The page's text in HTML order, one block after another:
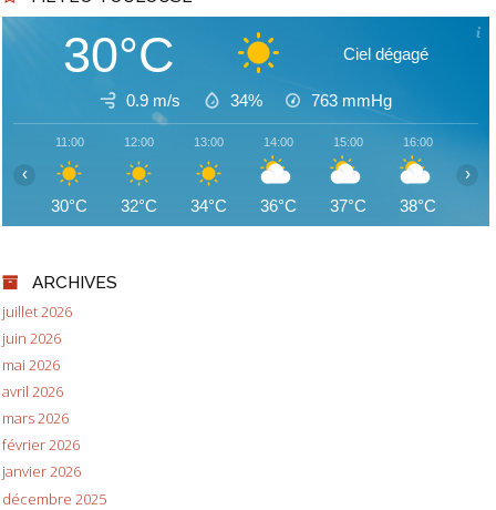
30°C Ciel dégagé
0.9 m/s 34% 763 mmHg
11:00
30°C
12:00
32°C
13:00
34°C
14:00
36°C
15:00
37°C
16:00
38°C
‹ ›
ARCHIVES
juillet 2026
juin 2026
mai 2026
avril 2026
mars 2026
février 2026
janvier 2026
décembre 2025